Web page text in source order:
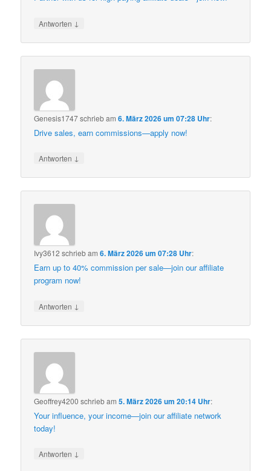
Antworten ↓
Genesis1747schriebam6. März 2026 um 07:28 Uhr:
Drive sales, earn commissions—apply now!
Antworten ↓
Ivy3612 schriebam6. März 2026 um 07:28 Uhr:
Earn up to 40% commission per sale—join our affiliate
program now!
Antworten ↓
Geoffrey4200 schriebam5. März 2026 um 20:14 Uhr:
Your influence, your income—join our affiliate network
today!
Antworten ↓